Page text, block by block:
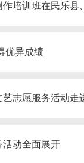
培训班在民乐县
优异成绩
志愿服务活动走
动全面展开